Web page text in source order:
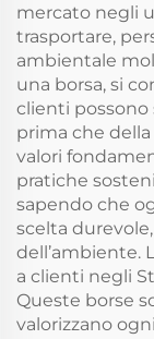
mercato negli
trasportare,
ambientale
una borsa, si
clienti possono
prima che
valori
pratiche
sapendo che
scelta
dell’ambiente.
a clienti negli
Queste borse
valorizzano